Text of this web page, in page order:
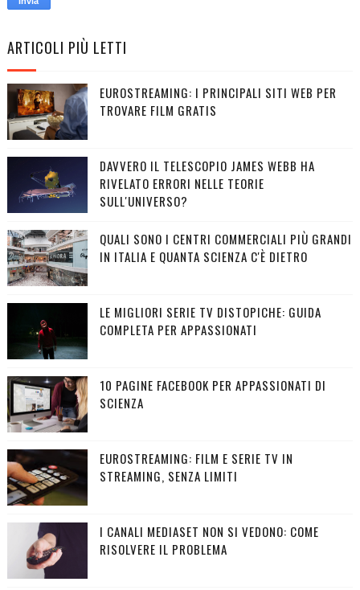
ARTICOLI PIÙ LETTI
EUROSTREAMING: I PRINCIPALI SITI WEB PER
TROVARE FILM GRATIS
DAVVERO IL TELESCOPIO JAMES WEBB HA
RIVELATO ERRORI NELLE TEORIE
SULL'UNIVERSO?
QUALI SONO I CENTRI COMMERCIALI PIÙ GRANDI
IN ITALIA E QUANTA SCIENZA C'È DIETRO
LE MIGLIORI SERIE TV DISTOPICHE: GUIDA
COMPLETA PER APPASSIONATI
10 PAGINE FACEBOOK PER APPASSIONATI DI
SCIENZA
EUROSTREAMING: FILM E SERIE TV IN
STREAMING, SENZA LIMITI
I CANALI MEDIASET NON SI VEDONO: COME
RISOLVERE IL PROBLEMA